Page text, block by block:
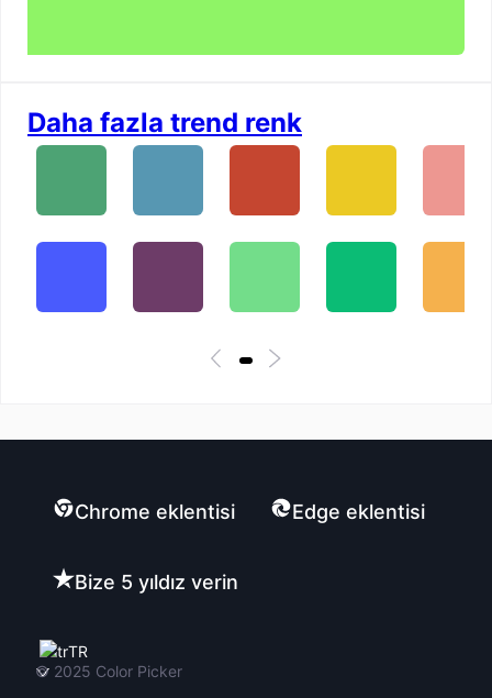
Daha fazla trend renk
Chrome eklentisi Edge eklentisi
Bize 5 yıldız verin
TR
© 2025 Color Picker